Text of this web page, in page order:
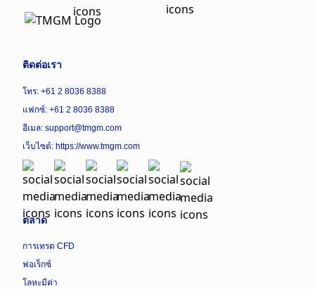
ติดต่อเรา
โทร: +61 2 8036 8388
แฟกซ์: +61 2 8036 8388
อีเมล: support@tmgm.com
เว็บไซต์: https://www.tmgm.com
ตลาด
การเทรด CFD
ฟอเร็กซ์
โลหะมีค่า